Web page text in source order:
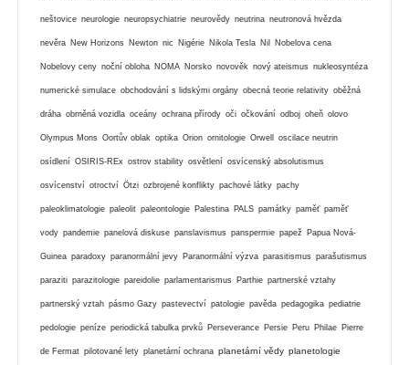
neštovice neurologie neuropsychiatrie neurovědy neutrina neutronová hvězda
nevěra New Horizons Newton nic Nigérie Nikola Tesla Nil Nobelova cena
Nobelovy ceny noční obloha NOMA Norsko novověk nový ateismus nukleosyntéza
numerické simulace obchodování s lidskými orgány obecná teorie relativity oběžná
dráha obrněná vozidla oceány ochrana přírody oči očkování odboj oheň olovo
Olympus Mons Oortův oblak optika Orion ornitologie Orwell oscilace neutrin
osídlení OSIRIS-REx ostrov stability osvětlení osvícenský absolutismus
osvícenství otroctví Ötzi ozbrojené konflikty pachové látky pachy
paleoklimatologie paleolit paleontologie Palestina PALS památky paměť paměť
vody pandemie panelová diskuse panslavismus panspermie papež Papua Nová-
Guinea paradoxy paranormální jevy Paranormální výzva parasitismus parašutismus
paraziti parazitologie pareidolie parlamentarismus Parthie partnerské vztahy
partnerský vztah pásmo Gazy pastevectví patologie pavěda pedagogika pediatrie
pedologie peníze periodická tabulka prvků Perseverance Persie Peru Philae Pierre
de Fermat pilotované lety planetární ochrana planetární vědy planetologie